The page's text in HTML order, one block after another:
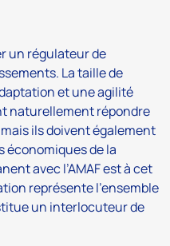
un régulateur de
La taille de
et une agilité
naturellement répondre
ils doivent également
économiques de la
avec l’AMAF est à cet
représente l’ensemble
un interlocuteur de